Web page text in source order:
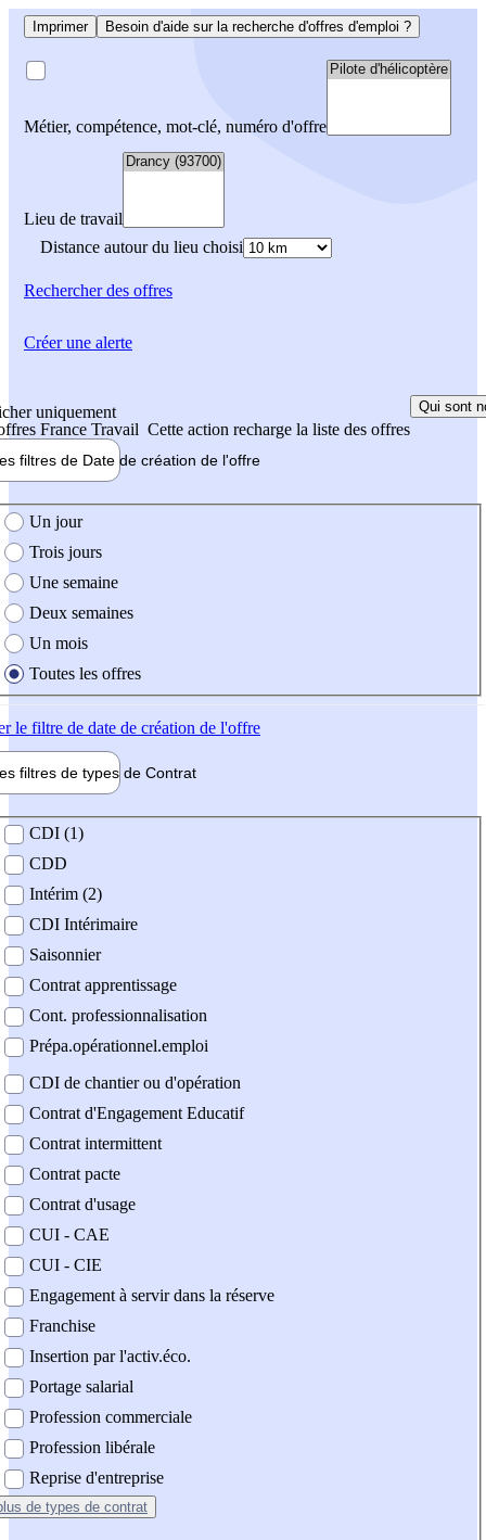
Imprimer Besoin d'aide sur la recherche d'offres d'emploi ?
Métier, compétence, mot-clé, numéro d'offre
Lieu de travail
Distance autour du lieu choisi
Rechercherdes offres
uniquement
France Travail Cette action recharge la liste des offres
Qui sont
filtres de Date de création de l'offre
création de l'offre
Un jour
Trois jours
Une semaine
Deux semaines
Un mois
Toutes les offres
le filtre de date de création de l'offre
filtres de types de Contrat
contrat
CDI (1)
CDD
Intérim (2)
CDI Intérimaire
Saisonnier
Contrat apprentissage
Cont. professionnalisation
Prépa.opérationnel.emploi
CDI de chantier ou d'opération
Contrat d'Engagement Educatif
Contrat intermittent
Contrat pacte
Contrat d'usage
CUI - CAE
CUI - CIE
Engagement à servir dans la réserve
Franchise
Insertion par l'activ.éco.
Portage salarial
Profession commerciale
Profession libérale
Reprise d'entreprise
de types de contrat
Créer une alerte